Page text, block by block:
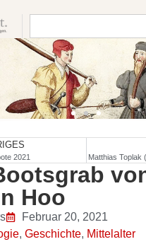
2021 Matthias Toplak
Hoo
Februar 20, 2021
, Geschichte, Mittelalter